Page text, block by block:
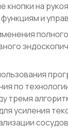
кнопки на
и
по
тремя
усиления